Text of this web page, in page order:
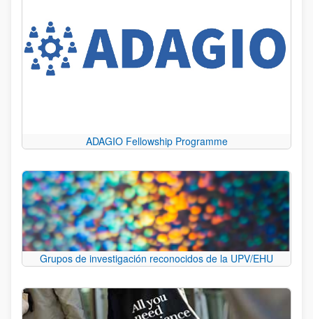
ADAGIO Fellowship Programme
Grupos de investigación reconocidos de la UPV/EHU